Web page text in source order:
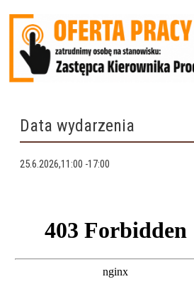
Data wydarzenia
25.6.2026,11:00 -17:00